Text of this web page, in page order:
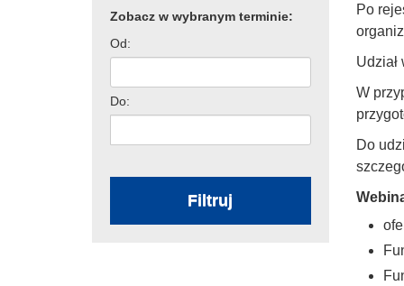
Zobacz w wybranym terminie:
Od:
Do:
Filtruj
Po
W
Do